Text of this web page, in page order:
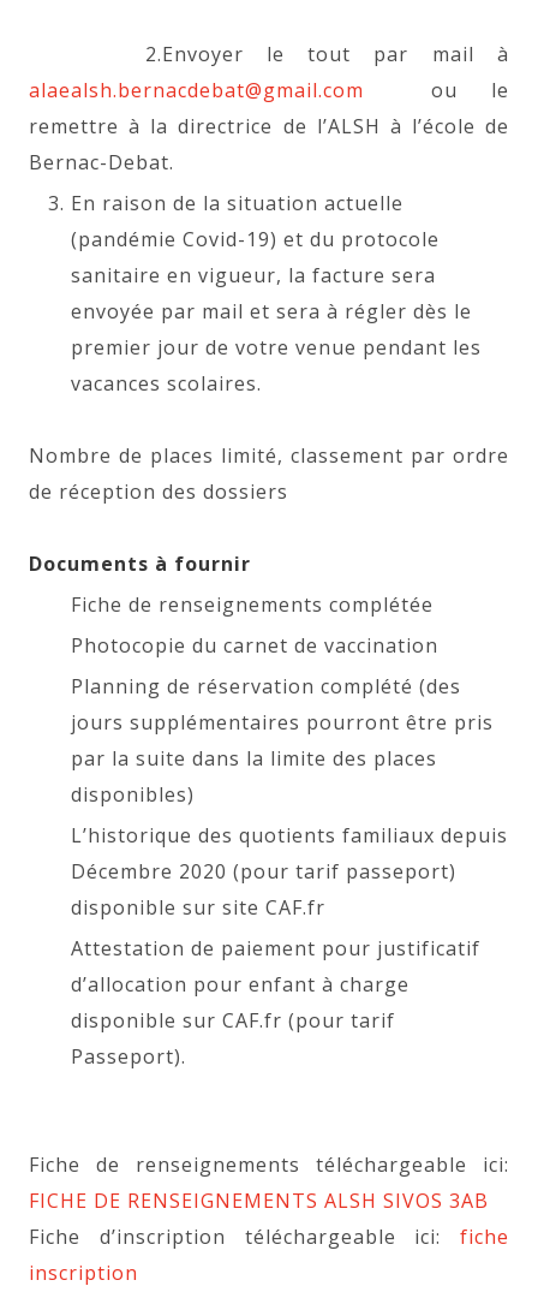
2.Envoyer le tout par mail à
alaealsh.bernacdebat@gmail.com ou le
remettre à la directrice de l’ALSH à l’école de
Bernac-Debat.
En raison de la situation actuelle
(pandémie Covid-19) et du protocole
sanitaire en vigueur, la facture sera
envoyée par mail et sera à régler dès le
premier jour de votre venue pendant les
vacances scolaires.
Nombre de places limité, classement par ordre
de réception des dossiers
Documents à fournir
Fiche de renseignements complétée
Photocopie du carnet de vaccination
Planning de réservation complété (des
jours supplémentaires pourront être pris
par la suite dans la limite des places
disponibles)
L’historique des quotients familiaux depuis
Décembre 2020 (pour tarif passeport)
disponible sur site CAF.fr
Attestation de paiement pour justificatif
d’allocation pour enfant à charge
disponible sur CAF.fr (pour tarif
Passeport).
Fiche de renseignements téléchargeable ici:
FICHE DE RENSEIGNEMENTS ALSH SIVOS 3AB
Fiche d’inscription téléchargeable ici: fiche
inscription